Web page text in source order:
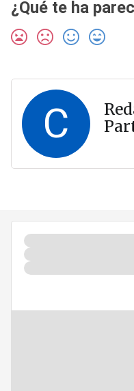
¿Qué te ha
C